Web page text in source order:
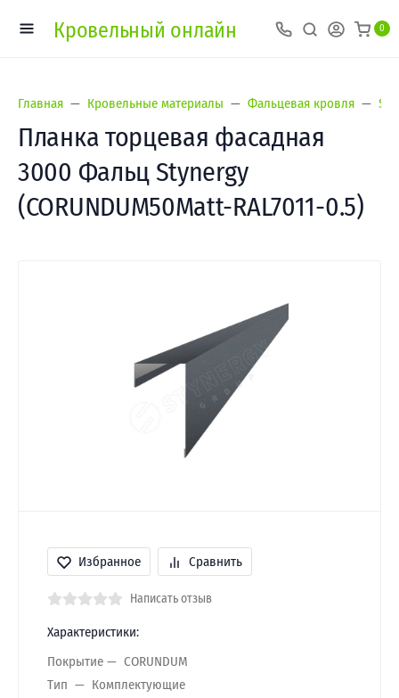
Кровельный онлайн 0
Главная Кровельные материалы Фальцевая кровля
Планка торцевая фасадная
3000 Фальц Stynergy
(CORUNDUM50Matt-RAL7011-0.5)
Избранное Сравнить
Написать отзыв
Характеристики:
Покрытие
CORUNDUM
Тип
Комплектующие